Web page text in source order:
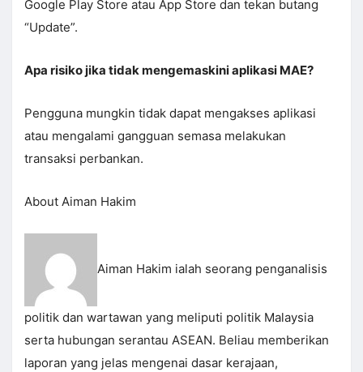
Google Play Store atau App Store dan tekan butang
“Update”.
Apa risiko jika tidak mengemaskini aplikasi MAE?
Pengguna mungkin tidak dapat mengakses aplikasi
atau mengalami gangguan semasa melakukan
transaksi perbankan.
About Aiman Hakim
Aiman Hakim ialah seorang penganalisis
politik dan wartawan yang meliputi politik Malaysia
serta hubungan serantau ASEAN. Beliau memberikan
laporan yang jelas mengenai dasar kerajaan,